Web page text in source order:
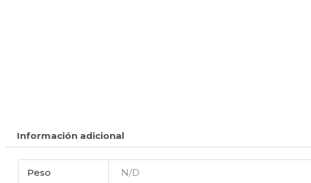
Información adicional
Peso N/D